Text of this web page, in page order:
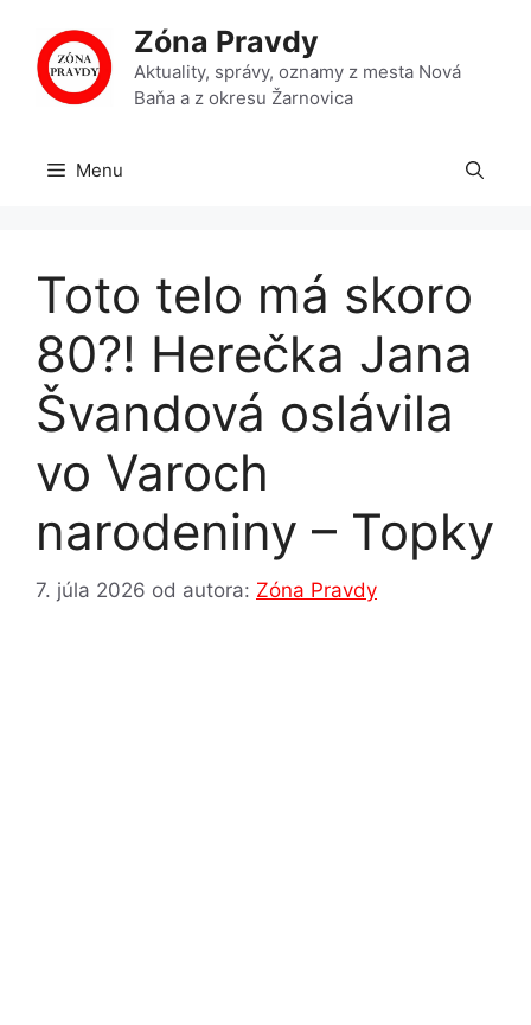
obsah
Zóna Pravdy
Aktuality, správy, oznamy z mesta Nová
Baňa a z okresu Žarnovica
Menu
Toto telo má skoro
80?! Herečka Jana
Švandová oslávila
vo Varoch
narodeniny – Topky
7. júla 2026 od autora: Zóna Pravdy